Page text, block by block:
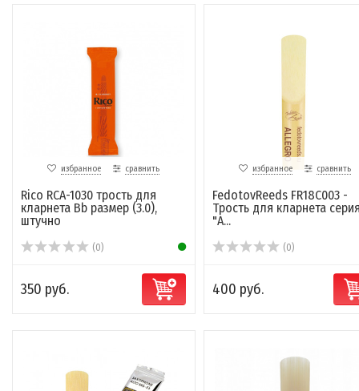
избранное сравнить
Rico RCA-1030 трость для
кларнета Bb размер (3.0),
штучно
(0)
350 руб.
избранное сравнить
FedotovReeds FR18C003 -
Трость для кларнета
"A...
(0)
400 руб.